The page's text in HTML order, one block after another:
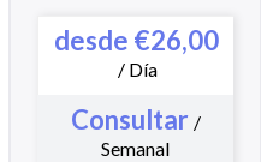
desde €26,00
/ Día
Consultar /
Semanal